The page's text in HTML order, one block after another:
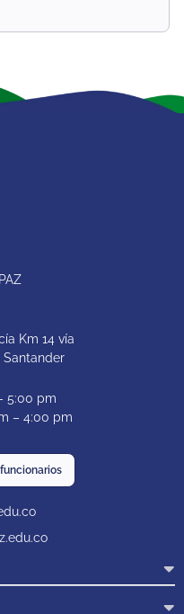
Km 14 vía
Santander
5:00 pm
– 4:00 pm